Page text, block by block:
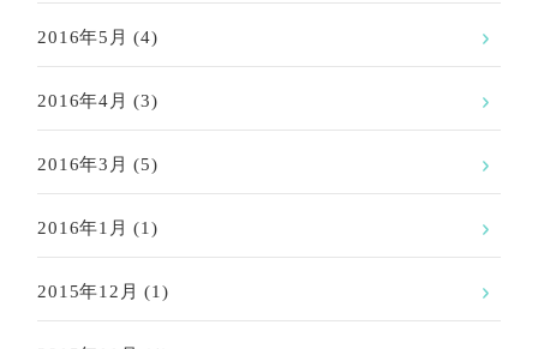
2016年5月 (4)
2016年4月 (3)
2016年3月 (5)
2016年1月 (1)
2015年12月 (1)